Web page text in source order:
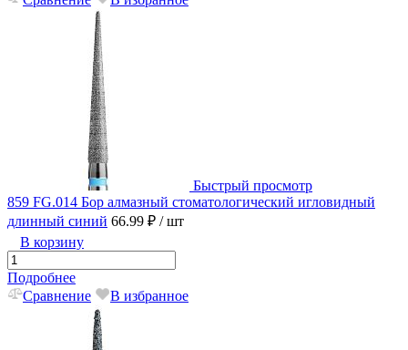
Быстрый просмотр
859 FG.014 Бор алмазный стоматологический игловидный
длинный синий 66.99 ₽ / шт
В корзину
Подробнее
Сравнение
В избранное